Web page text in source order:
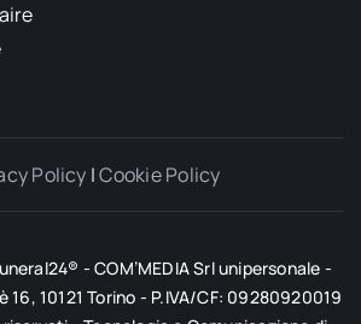
Policy |Cookie Policy
- COM’MEDIA Srl unipersonale -
16, 10121 Torino - P.IVA/CF: 09280920019